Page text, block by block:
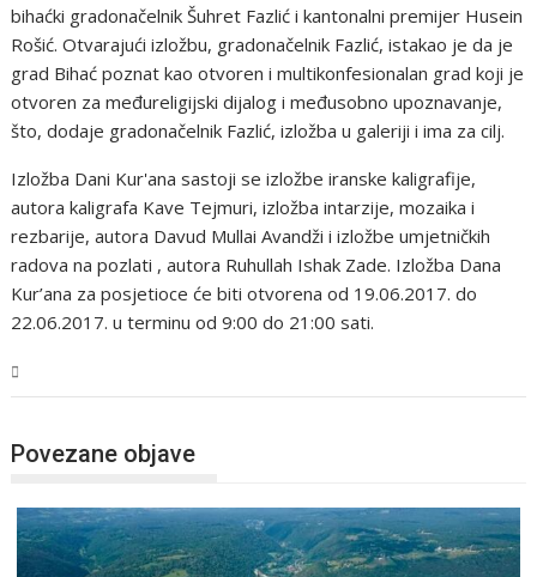
bihaćki gradonačelnik Šuhret Fazlić i kantonalni premijer Husein
Rošić. Otvarajući izložbu, gradonačelnik Fazlić, istakao je da je
grad Bihać poznat kao otvoren i multikonfesionalan grad koji je
otvoren za međureligijski dijalog i međusobno upoznavanje,
što, dodaje gradonačelnik Fazlić, izložba u galeriji i ima za cilj.
Izložba Dani Kur'ana sastoji se izložbe iranske kaligrafije,
autora kaligrafa Kave Tejmuri, izložba intarzije, mozaika i
rezbarije, autora Davud Mullai Avandži i izložbe umjetničkih
radova na pozlati , autora Ruhullah Ishak Zade. Izložba Dana
Kur’ana za posjetioce će biti otvorena od 19.06.2017. do
22.06.2017. u terminu od 9:00 do 21:00 sati.
Povezane objave